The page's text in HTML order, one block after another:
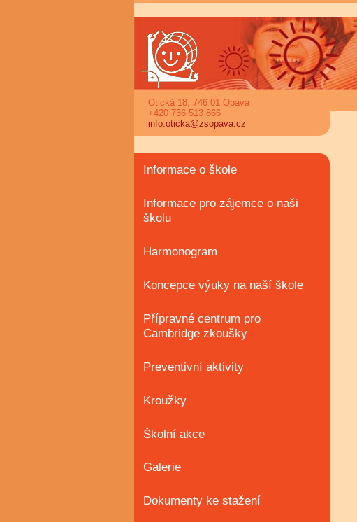
Otická 18, 746 01 Opava
+420 736 513 866
info.oticka@zsopava.cz
Informace o škole
Informace pro zájemce o naši
školu
Harmonogram
Koncepce výuky na naší škole
Přípravné centrum pro
Cambridge zkoušky
Preventivní aktivity
Kroužky
Školní akce
Galerie
Dokumenty ke stažení